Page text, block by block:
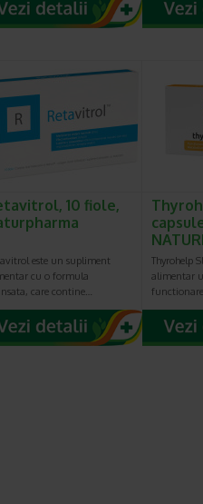
10 fiole,
este un supliment
cu o formula
care contine…
Thyrohelp
alimentar